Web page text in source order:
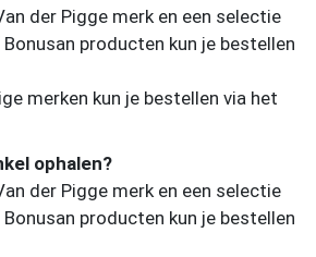
der Pigge merk en een selectie
producten kun je bestellen
merken kun je bestellen via het
ophalen?
der Pigge merk en een selectie
producten kun je bestellen